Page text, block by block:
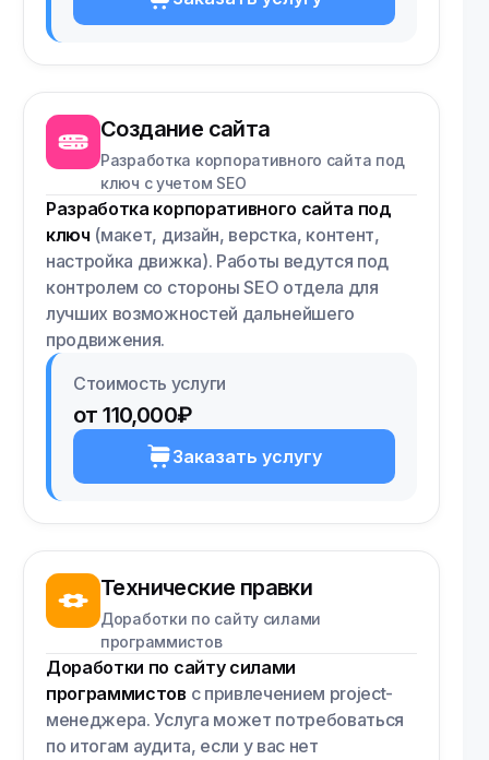
Создание сайта
Разработка корпоративного сайта под
ключ с учетом SEO
Разработка корпоративного сайта под
ключ (макет, дизайн, верстка, контент,
настройка движка). Работы ведутся под
контролем со стороны SEO отдела для
лучших возможностей дальнейшего
продвижения.
Стоимость услуги
от 110,000₽
Заказать услугу
Технические правки
Доработки по сайту силами
программистов
Доработки по сайту силами
программистов с привлечением project-
менеджера. Услуга может потребоваться
по итогам аудита, если у вас нет